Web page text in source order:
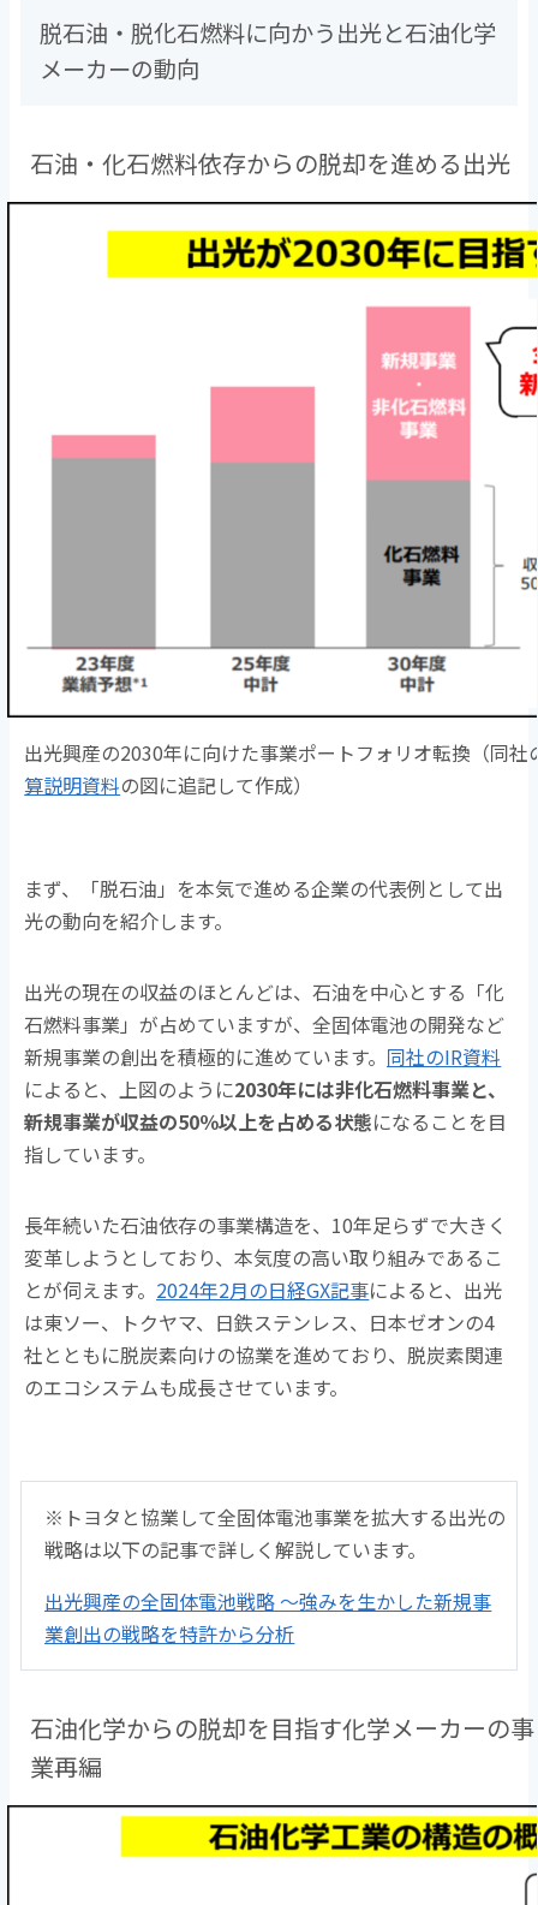
脱石油・脱化石燃料に向かう出光と石油化学
メーカーの動向
石油・化石燃料依存からの脱却を進める出光
出光興産の2030年に向けた事業ポートフォリオ転換（同社
算説明資料の図に追記して作成）
まず、「脱石油」を本気で進める企業の代表例として出
光の動向を紹介します。
出光の現在の収益のほとんどは、石油を中心とする「化
石燃料事業」が占めていますが、全固体電池の開発など
新規事業の創出を積極的に進めています。 同社のIR資料
によると、上図のように2030年には非化石燃料事業と、
新規事業が収益の50％以上を占める状態になることを目
指しています。
長年続いた石油依存の事業構造を、10年足らずで大きく
変革しようとしており、本気度の高い取り組みであるこ
とが伺えます。 2024年2月の日経GX記事によると、出光
は東ソー、トクヤマ、日鉄ステンレス、日本ゼオンの4
社とともに脱炭素向けの協業を進めており、脱炭素関連
のエコシステムも成長させています。
※トヨタと協業して全固体電池事業を拡大する出光の
戦略は以下の記事で詳しく解説しています。
出光興産の全固体電池戦略 ～強みを生かした新規事
業創出の戦略を特許から分析
石油化学からの脱却を目指す化学メーカーの事
業再編